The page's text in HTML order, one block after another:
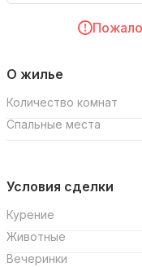
О жилье
Количество комнат
Спальные места
Условия сделки
Курение
Животные
Вечеринки